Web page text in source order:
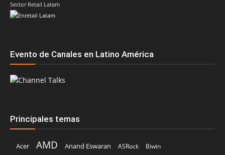
Sector Retail Latam
Evento de Canales en Latino América
Principales temas
Acer AMD Anand Eswaran ASRock
Biwin